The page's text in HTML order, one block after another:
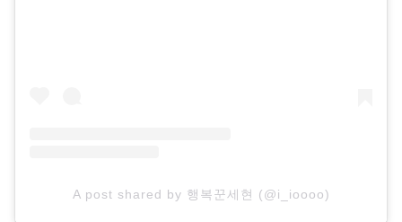
A post shared by 행복꾼세현 (@i_ioooo)